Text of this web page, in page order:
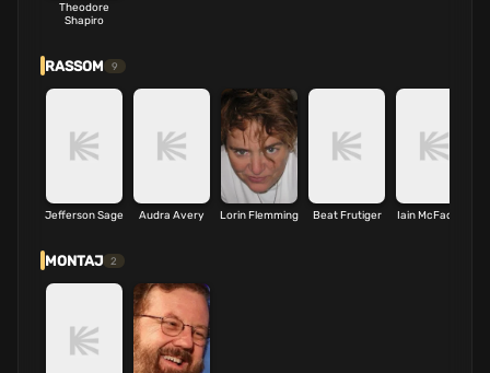
Theodore
Shapiro
RASSOM 9
Jefferson Sage Audra Avery Lorin Flemming Beat Frutiger Iain McFadyen
MONTAJ 2